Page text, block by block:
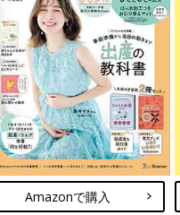
Amazonで購入